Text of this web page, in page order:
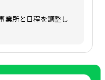
業所と日程を調整し